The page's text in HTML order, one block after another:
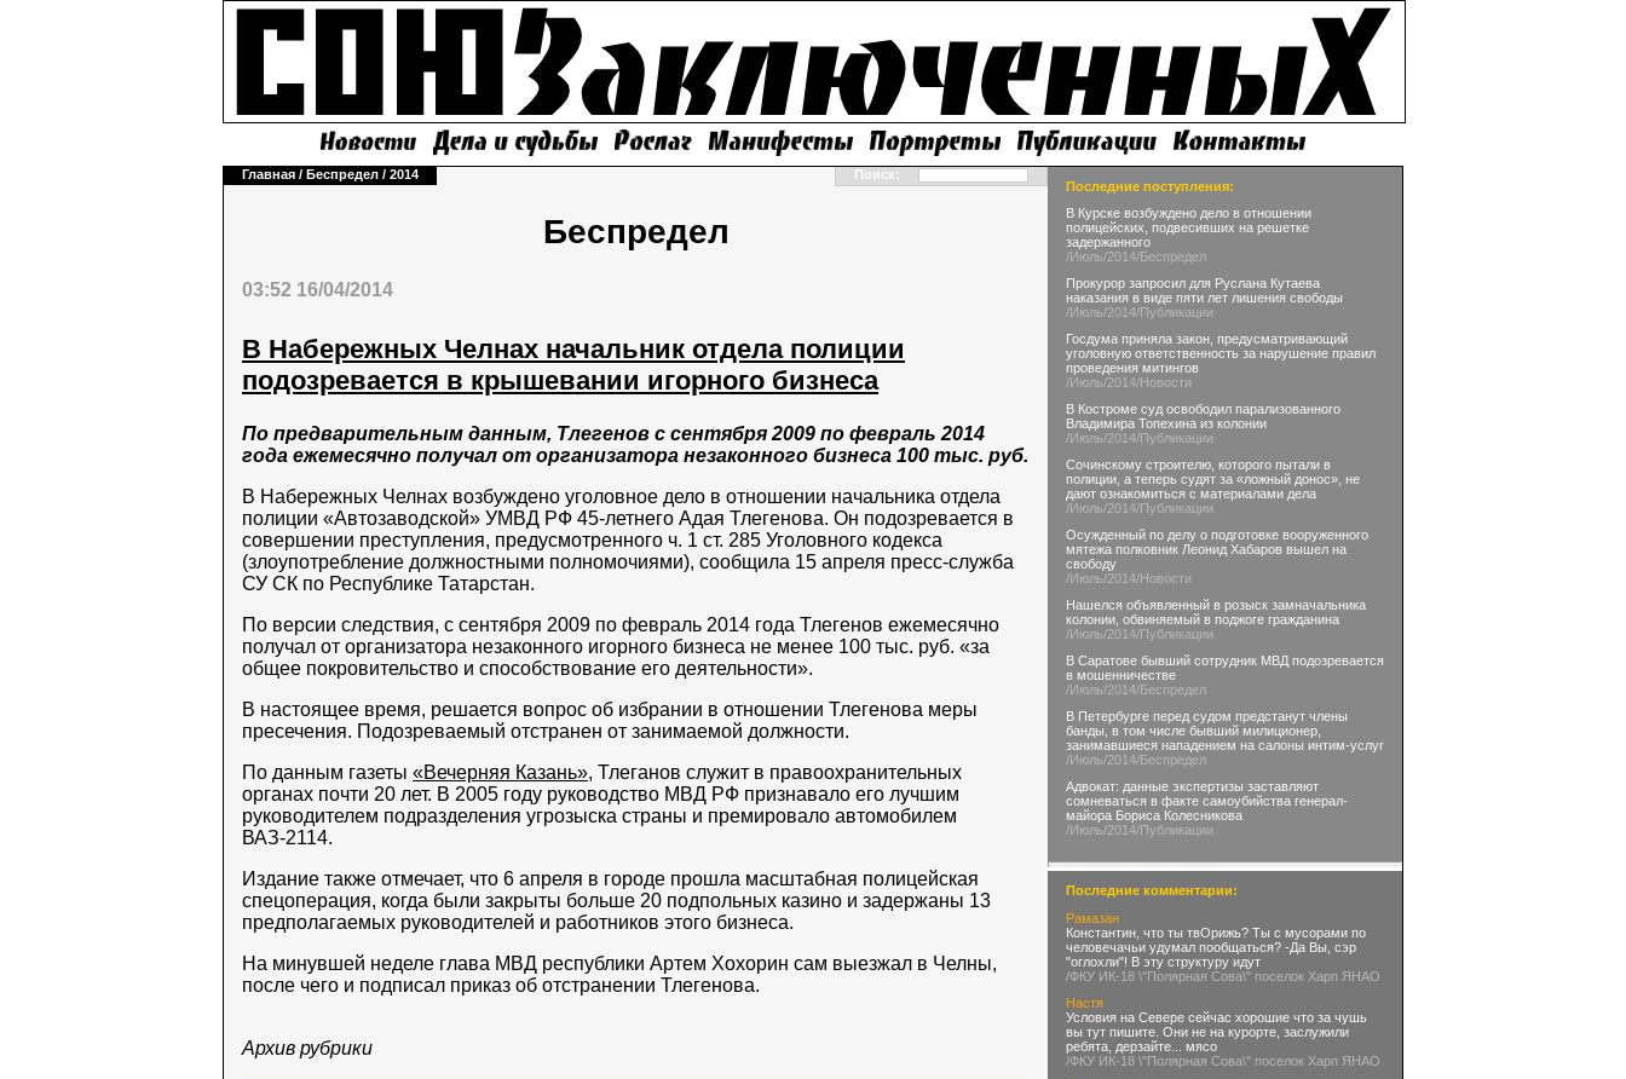
Главная / Беспредел / 2014 Поиск:
Беспредел
03:52 16/04/2014
В Набережных Челнах начальник отдела полиции
подозревается в крышевании игорного бизнеса
По предварительным данным, Тлегенов с сентября 2009 по февраль 2014
года ежемесячно получал от организатора незаконного бизнеса 100 тыс. руб.
В Набережных Челнах возбуждено уголовное дело в отношении начальника отдела
полиции «Автозаводской» УМВД РФ 45-летнего Адая Тлегенова. Он подозревается в
совершении преступления, предусмотренного ч. 1 ст. 285 Уголовного кодекса
(злоупотребление должностными полномочиями), сообщила 15 апреля пресс-служба
СУ СК по Республике Татарстан.
По версии следствия, с сентября 2009 по февраль 2014 года Тлегенов ежемесячно
получал от организатора незаконного игорного бизнеса не менее 100 тыс. руб. «за
общее покровительство и способствование его деятельности».
В настоящее время, решается вопрос об избрании в отношении Тлегенова меры
пресечения. Подозреваемый отстранен от занимаемой должности.
По данным газеты «Вечерняя Казань», Тлеганов служит в правоохранительных
органах почти 20 лет. В 2005 году руководство МВД РФ признавало его лучшим
руководителем подразделения угрозыска страны и премировало автомобилем
ВАЗ-2114.
Издание также отмечает, что 6 апреля в городе прошла масштабная полицейская
спецоперация, когда были закрыты больше 20 подпольных казино и задержаны 13
предполагаемых руководителей и работников этого бизнеса.
На минувшей неделе глава МВД республики Артем Хохорин сам выезжал в Челны,
после чего и подписал приказ об отстранении Тлегенова.
Архив рубрики
Последние поступления:
В Курске возбуждено дело в отношении
полицейских, подвесивших на решетке
задержанного
/Июль/2014/Беспредел
Прокурор запросил для Руслана Кутаева
наказания в виде пяти лет лишения свободы
/Июль/2014/Публикации
Госдума приняла закон, предусматривающий
уголовную ответственность за нарушение правил
проведения митингов
/Июль/2014/Новости
В Костроме суд освободил парализованного
Владимира Топехина из колонии
/Июль/2014/Публикации
Сочинскому строителю, которого пытали в
полиции, а теперь судят за «ложный донос», не
дают ознакомиться с материалами дела
/Июль/2014/Публикации
Осужденный по делу о подготовке вооруженного
мятежа полковник Леонид Хабаров вышел на
свободу
/Июль/2014/Новости
Нашелся объявленный в розыск замначальника
колонии, обвиняемый в поджоге гражданина
/Июль/2014/Публикации
В Саратове бывший сотрудник МВД подозревается
в мошенничестве
/Июль/2014/Беспредел
В Петербурге перед судом предстанут члены
банды, в том числе бывший милиционер,
занимавшиеся нападением на салоны интим-услуг
/Июль/2014/Беспредел
Адвокат: данные экспертизы заставляют
сомневаться в факте самоубийства генерал-
майора Бориса Колесникова
/Июль/2014/Публикации
Последние комментарии:
Рамазан
Константин, что ты твОрижь? Ты с мусорами по
человечачьи удумал пообщаться? -Да Вы, сэр
"оглохли"! В эту структуру идут
/ФКУ ИК-18 \"Полярная Сова\" поселок Харп ЯНАО
Настя
Условия на Севере сейчас хорошие что за чушь
вы тут пишите. Они не на курорте, заслужили
ребята, дерзайте... мясо
/ФКУ ИК-18 \"Полярная Сова\" поселок Харп ЯНАО